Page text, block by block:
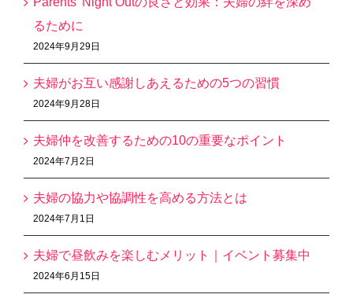
るために
2024年9月29日
夫婦がお互い感謝しあえるための5つの習慣
2024年9月28日
夫婦仲を改善するための10の重要なポイント
2024年7月2日
夫婦の協力や協調性を高める方法とは
2024年7月1日
夫婦で昼飲みを楽しむメリット｜イベント募集中
2024年6月15日